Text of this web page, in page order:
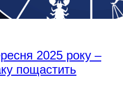
2025 року –
пощастить